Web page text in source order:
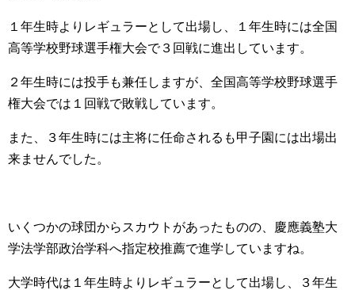
１年生時よりレギュラーとして出場し、１年生時には全国
高等学校野球選手権大会で３回戦に進出しています。
２年生時には投手も兼任しますが、全国高等学校野球選手
権大会では１回戦で敗戦しています。
また、３年生時には主将に任命されるも甲子園には出場出
来ませんでした。
いくつかの球団からスカウトがあったものの、慶應義塾大
学法学部政治学科へ指定校推薦で進学していますね。
大学時代は１年生時よりレギュラーとして出場し、３年生